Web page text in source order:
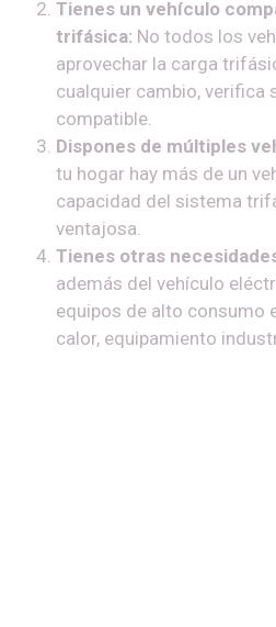
Tienes un vehículo
trifásica: No todos los
aprovechar la carga
cualquier cambio, verifica
compatible.
Dispones de múltiples
tu hogar hay más de un
capacidad del sistema
ventajosa.
Tienes otras
además del vehículo
equipos de alto consumo
calor, equipamiento